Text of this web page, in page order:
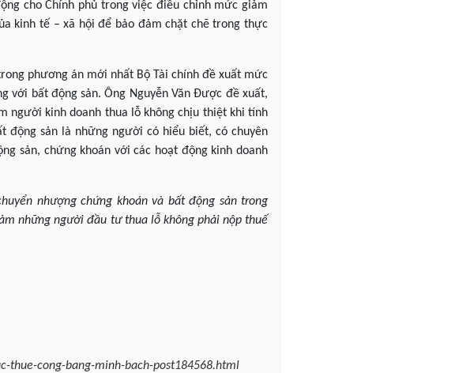
cho Chính phủ trong việc điều chỉnh mức giảm
kinh tế – xã hội để bảo đảm chặt chẽ trong thực
phương án mới nhất Bộ Tài chính đề xuất mức
với bất động sản. Ông Nguyễn Văn Được đề xuất,
người kinh doanh thua lỗ không chịu thiệt khi tính
sản là những người có hiểu biết, có chuyên
sản, chứng khoán với các hoạt động kinh doanh
nhượng chứng khoán và bất động sản trong
những người đầu tư thua lỗ không phải nộp thuế
thue-cong-bang-minh-bach-post184568.html